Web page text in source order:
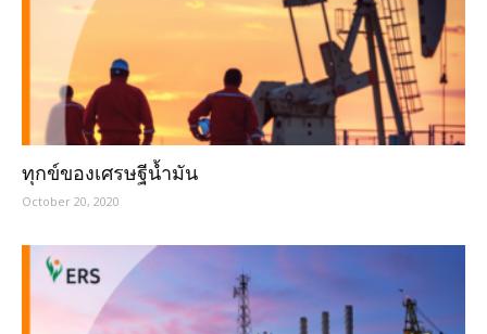
ทุกข์ของเศรษฐีน้ำมัน
October 20, 2020